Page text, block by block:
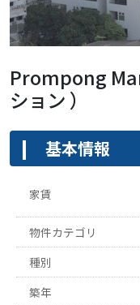
Prompong
ション ）
基本情報
家賃
物件カテゴリ
種別
築年